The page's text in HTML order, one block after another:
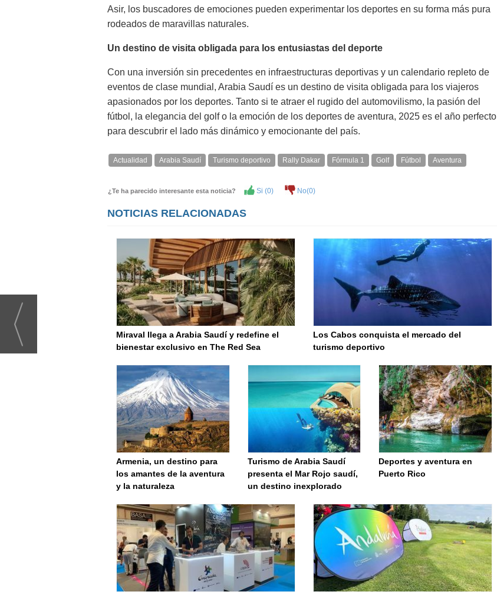
Asir, los buscadores de emociones pueden experimentar los deportes en su forma más pura
rodeados de maravillas naturales.
Un destino de visita obligada para los entusiastas del deporte
Con una inversión sin precedentes en infraestructuras deportivas y un calendario repleto de
eventos de clase mundial, Arabia Saudí es un destino de visita obligada para los viajeros
apasionados por los deportes. Tanto si te atraer el rugido del automovilismo, la pasión del
fútbol, la elegancia del golf o la emoción de los deportes de aventura, 2025 es el año perfecto
para descubrir el lado más dinámico y emocionante del país.
Actualidad Arabia Saudí Turismo deportivo Rally Dakar Fórmula 1 Golf Fútbol Aventura
¿Te ha parecido interesante esta noticia? Si (0) No(0)
NOTICIAS RELACIONADAS
Miraval llega a Arabia Saudí y redefine el
bienestar exclusivo en The Red Sea
Los Cabos conquista el mercado del
turismo deportivo
Armenia, un destino para
los amantes de la aventura
y la naturaleza
Turismo de Arabia Saudí
presenta el Mar Rojo saudí,
un destino inexplorado
Deportes y aventura en
Puerto Rico